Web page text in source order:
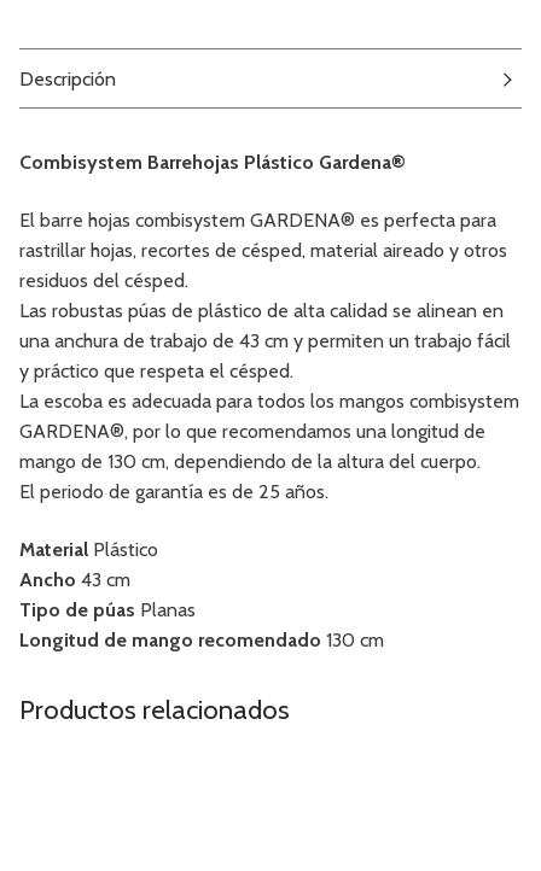
Descripción
Combisystem Barrehojas Plástico Gardena®
El barre hojas combisystem GARDENA® es perfecta para
rastrillar hojas, recortes de césped, material aireado y otros
residuos del césped.
Las robustas púas de plástico de alta calidad se alinean en
una anchura de trabajo de 43 cm y permiten un trabajo fácil
y práctico que respeta el césped.
La escoba es adecuada para todos los mangos combisystem
GARDENA®, por lo que recomendamos una longitud de
mango de 130 cm, dependiendo de la altura del cuerpo.
El periodo de garantía es de 25 años.
Material Plástico
Ancho 43 cm
Tipo de púas Planas
Longitud de mango recomendado 130 cm
Productos relacionados